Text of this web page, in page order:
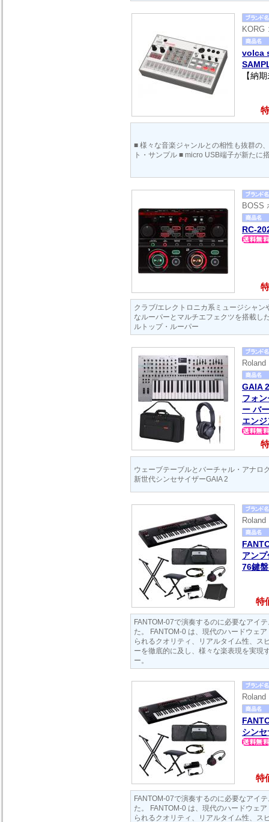
KORG
volca
【納
■ 様々な音楽ジャンルとの相性も抜群の
ト・サンプル ■ micro USB端子が新たに
BOSS
RC-
クラブ/エレクトロニカ系ミュージシャン
なルーパーとマルチエフェクツを搭載し
ルトップ・ルーパー
GAIA
フォ
ー バ
エン
ウェーブテーブルとバーチャル・アナロ
新世代シンセサイザーGAIA 2
アン
76鍵
特
FANTOM-07で演奏するのに必要なアイ
た。 FANTOM-0 は、現代のハードウェ
られるクオリティ、リアルタイム性、ス
ーを徹底的に及し、様々な楽表現を実現
ー。
シン
特
FANTOM-07で演奏するのに必要なアイ
た。 FANTOM-0 は、現代のハードウェ
られるクオリティ、リアルタイム性、ス